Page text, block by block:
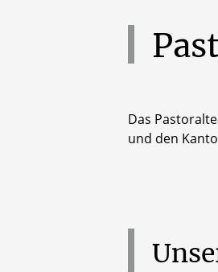
Das
und den